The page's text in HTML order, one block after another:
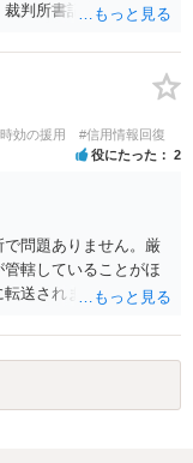
判所書記官に連絡し
効の援用 #信用情報回復
役にたった 2
問題ありません。厳
轄していることがほ
送されます。 内容証
住友カード株式会社が
解だとは思います
全子会社であるSMB
管理していることが通